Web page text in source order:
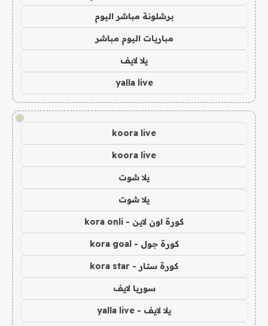
برشلونة مباشر اليوم
مباريات اليوم مباشر
يلا لايف
yalla live
!
koora live
koora live
يلا شوت
يلا شوت
كورة اون لاين - kora onli
كورة جول - kora goal
كورة ستار - kora star
سوريا لايف
يلا لايف - yalla live